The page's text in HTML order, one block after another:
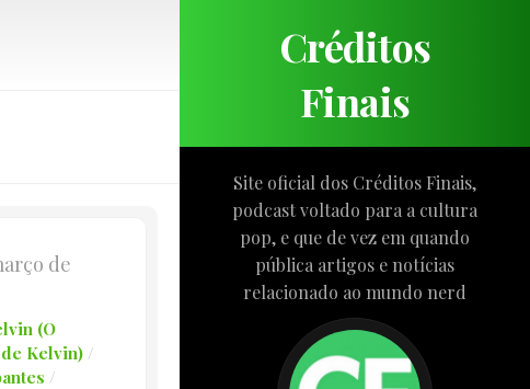
Créditos
Finais
Site oficial dos Créditos Finais,
podcast voltado para a cultura
pop, e que de vez em quando
pública artigos e notícias
relacionado ao mundo nerd
de
(O
Kelvin) /
/